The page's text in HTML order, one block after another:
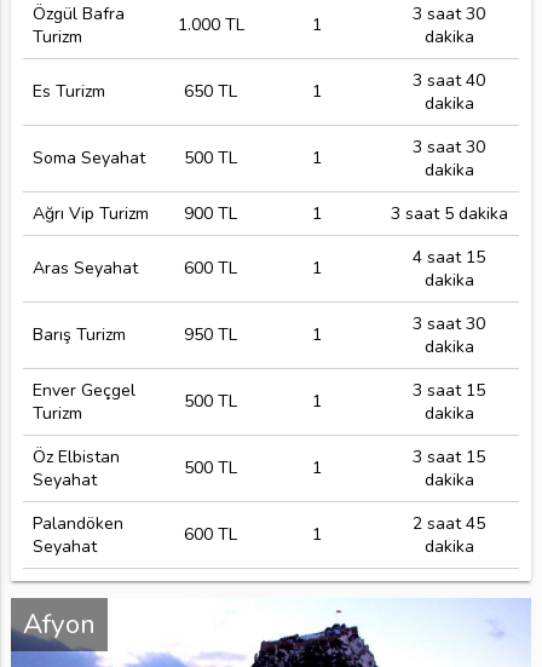
Özgül Bafra
Turizm
1.000 TL 1
3 saat 30
dakika
Es Turizm 650 TL 1
3 saat 40
dakika
Soma Seyahat 500 TL 1
3 saat 30
dakika
Ağrı Vip Turizm
900 TL 1 3 saat 5 dakika
Aras Seyahat 600 TL 1
4 saat 15
dakika
Barış Turizm 950 TL 1
3 saat 30
dakika
Enver Geçgel
Turizm
500 TL 1
3 saat 15
dakika
Öz Elbistan
Seyahat
500 TL 1
3 saat 15
dakika
Palandöken
Seyahat
600 TL 1
2 saat 45
dakika
Afyon